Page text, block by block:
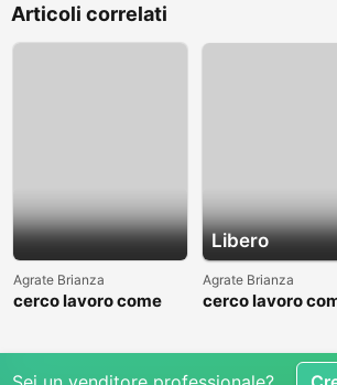
Articoli correlati
Agrate Brianza
cerco lavoro come
Libero
Agrate Brianza
cerco lavoro